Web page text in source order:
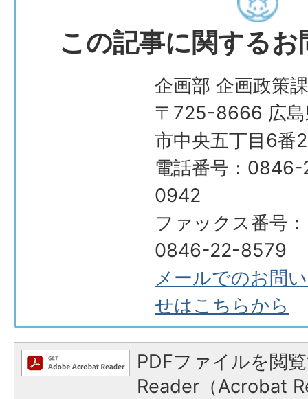
この記事に関する
企画部 企画政策課
〒725-8666 広島
市中央五丁目6番
電話番号：
0942
ファックス番号：
0846-22-8579
メールでのお問
せはこちらから
PDFファイルを閲
Reader（Acrobat